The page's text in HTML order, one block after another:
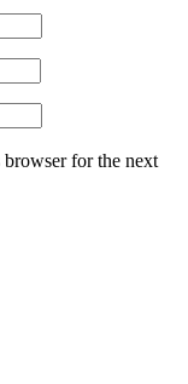
browser for the next